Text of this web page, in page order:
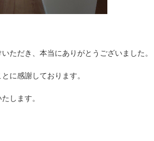
ただき、本当にありがとうございました。
に感謝しております。
します。